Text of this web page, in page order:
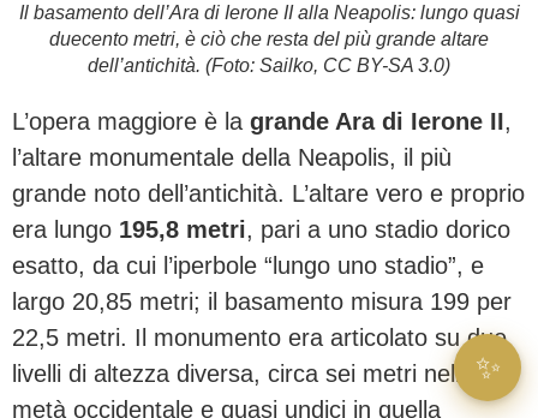
Il basamento dell’Ara di Ierone II alla Neapolis: lungo quasi
duecento metri, è ciò che resta del più grande altare
dell’antichità. (Foto: Sailko, CC BY-SA 3.0)
L’opera maggiore è la grande Ara di Ierone II,
l’altare monumentale della Neapolis, il più
grande noto dell’antichità. L’altare vero e proprio
era lungo 195,8 metri, pari a uno stadio dorico
esatto, da cui l’iperbole “lungo uno stadio”, e
largo 20,85 metri; il basamento misura 199 per
22,5 metri. Il monumento era articolato su due
livelli di altezza diversa, circa sei metri nella
metà occidentale e quasi undici in quella
✨